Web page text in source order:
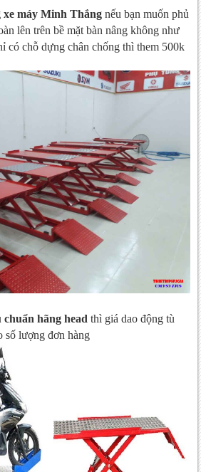
xe máy Minh Thắng nếu bạn muốn phủ
lên trên bề mặt bàn nâng không như
có chỗ dựng chân chống thì them 500k
hãng head thì giá dao động tù
số lượng đơn hàng